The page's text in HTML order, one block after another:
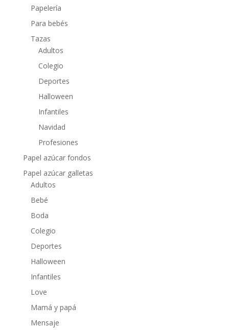
Papelería
Para bebés
Tazas
Adultos
Colegio
Deportes
Halloween
Infantiles
Navidad
Profesiones
Papel azúcar fondos
Papel azúcar galletas
Adultos
Bebé
Boda
Colegio
Deportes
Halloween
Infantiles
Love
Mamá y papá
Mensaje